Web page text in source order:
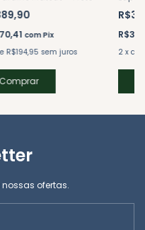
com Pix
R$194,95 sem juros
Comprar
2 x de
ofertas.